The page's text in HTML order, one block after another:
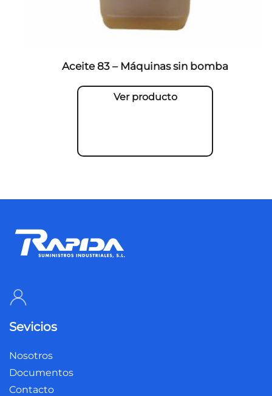
Aceite 83 – Máquinas sin bomba
Ver producto
Sevicios
Nosotros
Documentos
Contacto